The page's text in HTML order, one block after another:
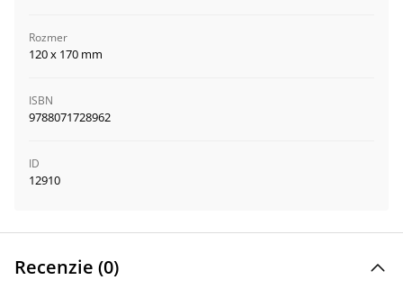
Rozmer
120 x 170 mm
ISBN
9788071728962
ID
12910
Recenzie (0)